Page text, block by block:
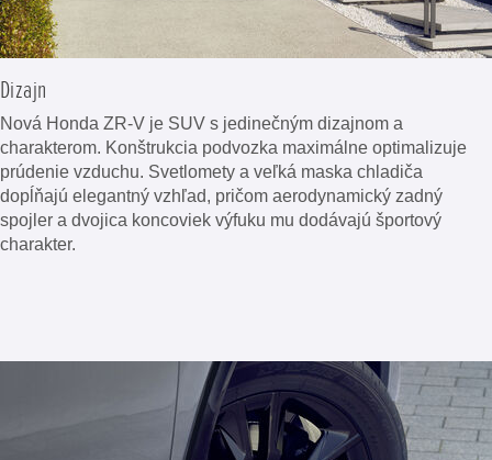
Dizajn
Nová Honda ZR-V je SUV s jedinečným dizajnom a
charakterom. Konštrukcia podvozka maximálne optimalizuje
prúdenie vzduchu. Svetlomety a veľká maska chladiča
dopĺňajú elegantný vzhľad, pričom aerodynamický zadný
spojler a dvojica koncoviek výfuku mu dodávajú športový
charakter.